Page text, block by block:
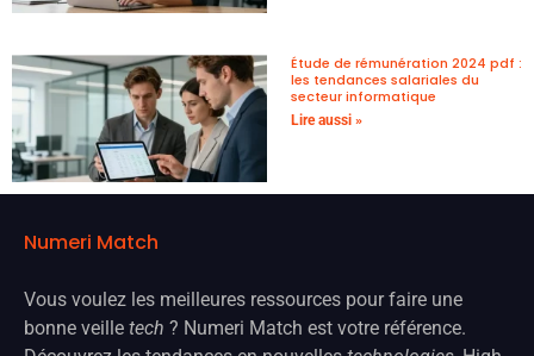
Étude de rémunération 2024 pdf :
les tendances salariales du
secteur informatique
Lire aussi »
Numeri Match
Vous voulez les meilleures ressources pour faire une
bonne veille tech ? Numeri Match est votre référence.